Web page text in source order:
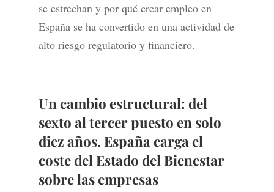
se estrechan y por qué crear empleo en
España se ha convertido en una actividad de
alto riesgo regulatorio y financiero.
Un cambio estructural: del
sexto al tercer puesto en solo
diez años. España carga el
coste del Estado del Bienestar
sobre las empresas